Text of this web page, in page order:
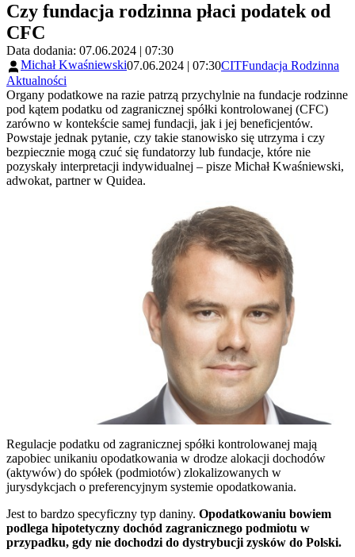
Czy fundacja rodzinna płaci podatek od
CFC
Data dodania: 07.06.2024 | 07:30
Michał Kwaśniewski07.06.2024 | 07:30CITFundacja Rodzinna
Aktualności
Organy podatkowe na razie patrzą przychylnie na fundacje rodzinne
pod kątem podatku od zagranicznej spółki kontrolowanej (CFC)
zarówno w kontekście samej fundacji, jak i jej beneficjentów.
Powstaje jednak pytanie, czy takie stanowisko się utrzyma i czy
bezpiecznie mogą czuć się fundatorzy lub fundacje, które nie
pozyskały interpretacji indywidualnej – pisze Michał Kwaśniewski,
adwokat, partner w Quidea.
Regulacje podatku od zagranicznej spółki kontrolowanej mają
zapobiec unikaniu opodatkowania w drodze alokacji dochodów
(aktywów) do spółek (podmiotów) zlokalizowanych w
jurysdykcjach o preferencyjnym systemie opodatkowania.
Jest to bardzo specyficzny typ daniny. Opodatkowaniu bowiem
podlega hipotetyczny dochód zagranicznego podmiotu w
przypadku, gdy nie dochodzi do dystrybucji zysków do Polski.